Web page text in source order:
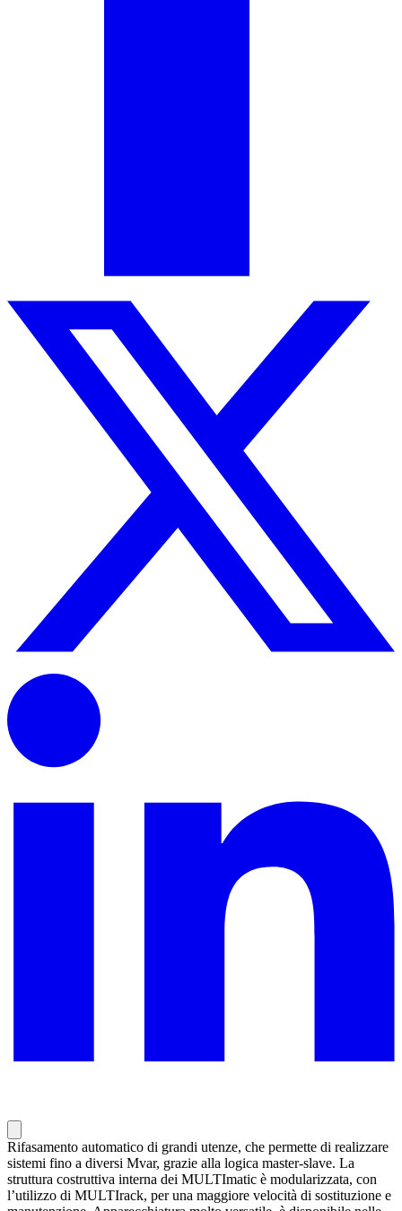
Rifasamento automatico di grandi utenze, che permette di realizzare
sistemi fino a diversi Mvar, grazie alla logica master-slave. La
struttura costruttiva interna dei MULTImatic è modularizzata, con
l’utilizzo di MULTIrack, per una maggiore velocità di sostituzione e